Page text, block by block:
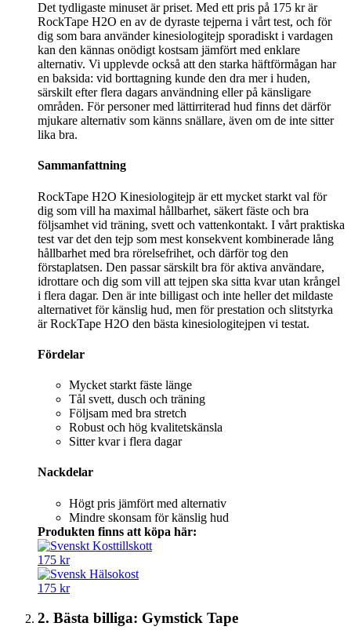
Det tydligaste minuset är priset. Med ett pris på 175 kr är
RockTape H2O en av de dyraste tejperna i vårt test, och för
dig som bara använder kinesiologitejp sporadiskt i vardagen
kan den kännas onödigt kostsam jämfört med enklare
alternativ. Vi upplevde också att den starka häftförmågan har
en baksida: vid borttagning kunde den dra mer i huden,
särskilt efter flera dagars användning eller på känsligare
områden. För personer med lättirriterad hud finns det därför
mjukare alternativ som känns snällare, även om de inte sitter
lika bra.
Sammanfattning
RockTape H2O Kinesiologitejp är ett mycket starkt val för
dig som vill ha maximal hållbarhet, säkert fäste och bra
följsamhet vid träning, svett och vattenkontakt. I vårt praktiska
test var det den tejp som mest konsekvent kombinerade lång
hållbarhet med bra rörelsefrihet, och därför tog den
förstaplatsen. Den passar särskilt bra för aktiva användare,
idrottare och dig som vill att tejpen ska sitta kvar utan krångel
i flera dagar. Den är inte billigast och inte heller det mildaste
alternativet för känslig hud, men för prestation och slitstyrka
är RockTape H2O den bästa kinesiologitejpen vi testat.
Fördelar
Mycket starkt fäste länge
Tål svett, dusch och träning
Följsam med bra stretch
Robust och hög kvalitetskänsla
Sitter kvar i flera dagar
Nackdelar
Högt pris jämfört med alternativ
Mindre skonsam för känslig hud
Produkten finns att köpa här:
175 kr
175 kr
2. Bästa billiga: Gymstick Tape